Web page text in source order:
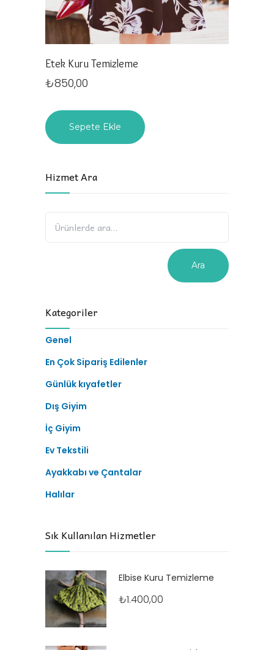
Etek Kuru Temizleme
₺850,00
Sepete Ekle
Hizmet Ara
Ara
Kategoriler
Genel
En Çok Sipariş Edilenler
Günlük kıyafetler
Dış Giyim
İç Giyim
Ev Tekstili
Ayakkabı ve Çantalar
Halılar
Sık Kullanılan Hizmetler
Elbise Kuru Temizleme
₺1.400,00